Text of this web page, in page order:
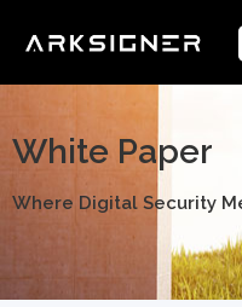
Anasayfa
White Paper
Where Digital Security